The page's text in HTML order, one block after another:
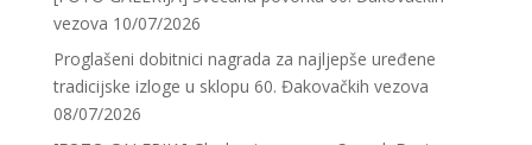
vezova 10/07/2026
Proglašeni dobitnici nagrada za najljepše uređene
tradicijske izloge u sklopu 60. Đakovačkih vezova
08/07/2026